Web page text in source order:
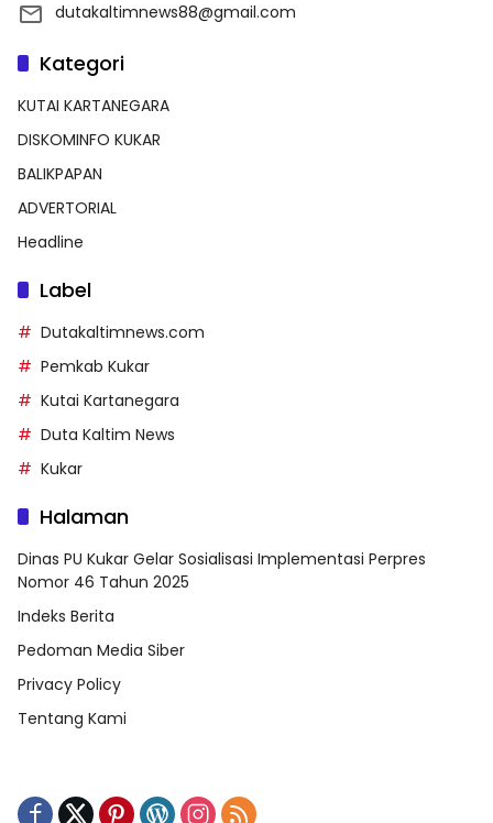
dutakaltimnews88@gmail.com
Kategori
KUTAI KARTANEGARA
DISKOMINFO KUKAR
BALIKPAPAN
ADVERTORIAL
Headline
Label
Dutakaltimnews.com
Pemkab Kukar
Kutai Kartanegara
Duta Kaltim News
Kukar
Halaman
Dinas PU Kukar Gelar Sosialisasi Implementasi Perpres
Nomor 46 Tahun 2025
Indeks Berita
Pedoman Media Siber
Privacy Policy
Tentang Kami